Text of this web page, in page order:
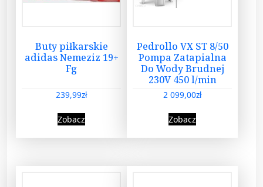
Buty piłkarskie
adidas Nemeziz 19+
Fg
239,99zł
Zobacz
Pedrollo VX ST 8/50
Pompa Zatapialna
Do Wody Brudnej
230V 450 l/min
2 099,00zł
Zobacz